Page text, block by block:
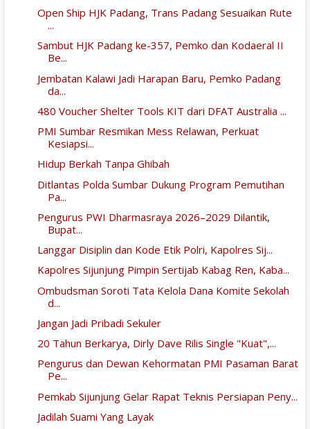
Open Ship HJK Padang, Trans Padang Sesuaikan Rute
...
Sambut HJK Padang ke-357, Pemko dan Kodaeral II
Be...
Jembatan Kalawi Jadi Harapan Baru, Pemko Padang
da...
480 Voucher Shelter Tools KIT dari DFAT Australia ...
PMI Sumbar Resmikan Mess Relawan, Perkuat
Kesiapsi...
Hidup Berkah Tanpa Ghibah
Ditlantas Polda Sumbar Dukung Program Pemutihan
Pa...
Pengurus PWI Dharmasraya 2026–2029 Dilantik,
Bupat...
Langgar Disiplin dan Kode Etik Polri, Kapolres Sij...
Kapolres Sijunjung Pimpin Sertijab Kabag Ren, Kaba...
Ombudsman Soroti Tata Kelola Dana Komite Sekolah
d...
Jangan Jadi Pribadi Sekuler
20 Tahun Berkarya, Dirly Dave Rilis Single "Kuat",...
Pengurus dan Dewan Kehormatan PMI Pasaman Barat
Pe...
Pemkab Sijunjung Gelar Rapat Teknis Persiapan Peny...
Jadilah Suami Yang Layak